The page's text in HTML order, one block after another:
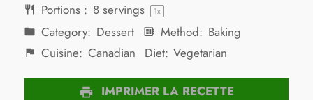
Portions : 8servings 1x
Category: Dessert Method: Baking
Cuisine: Canadian Diet: Vegetarian
IMPRIMER LA RECETTE